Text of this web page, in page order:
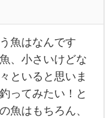
魚はなんです
、小さいけどな
といると思いま
ってみたい！と
魚はもちろん、